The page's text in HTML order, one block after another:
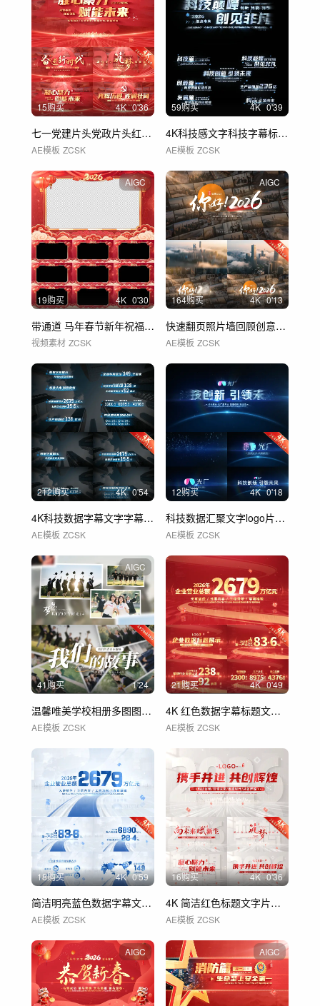
15购买 4K 0'36
七一党建片头党政片头红色标题文字 02
AE模板 ZCSK
59购买 4K 0'39
4K科技感文字科技字幕标题 03
AE模板 ZCSK
AIGC
19购买 4K 0'30
带通道 马年春节新年祝福拜年视频框 C2
视频素材 ZCSK
AIGC
164购买 4K 0'13
快速翻页照片墙回顾创意片头片尾
AE模板 ZCSK
212购买 4K 0'54
4K科技数据字幕文字字幕条 01
AE模板 ZCSK
12购买 4K 0'18
科技数据汇聚文字logo片头片尾
AE模板 ZCSK
AIGC
41购买 1'24
温馨唯美学校相册多图图片照片 01
AE模板 ZCSK
21购买 4K 0'49
4K 红色数据字幕标题文字展示 01
AE模板 ZCSK
18购买 4K 0'59
简洁明亮蓝色数据字幕文字展示 01
AE模板 ZCSK
16购买 4K 0'36
4K 简洁红色标题文字片头 01
AE模板 ZCSK
AIGC AIGC